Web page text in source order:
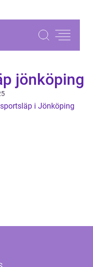
jönköping
i Jönköping